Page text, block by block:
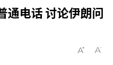
通电话 讨论伊朗问